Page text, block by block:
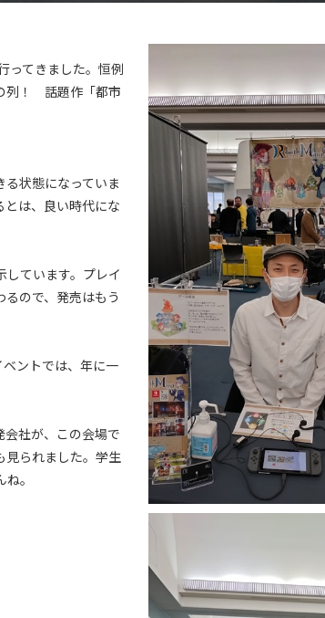
ってきました。恒例
列！ 話題作「都市
状態になっていま
とは、良い時代にな
ています。プレイ
ので、発売はもう
ントでは、年に一
社が、この会場で
見られました。学生
。